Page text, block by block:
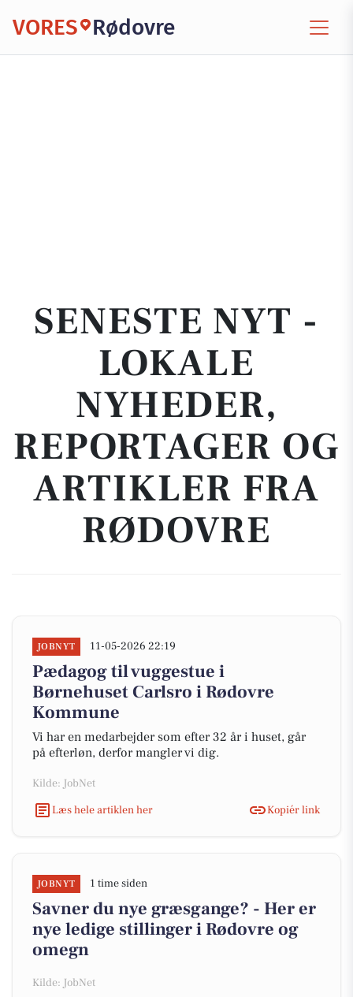
VORES Rødovre
SENESTE NYT -
LOKALE
NYHEDER,
REPORTAGER OG
ARTIKLER FRA
RØDOVRE
JOBNYT 11-05-2026 22:19
Pædagog til vuggestue i
Børnehuset Carlsro i Rødovre
Kommune
Vi har en medarbejder som efter 32 år i huset, går
på efterløn, derfor mangler vi dig.
Kilde: JobNet
Læs hele artiklen her
Kopiér link
JOBNYT 1 time siden
Savner du nye græsgange? - Her er
nye ledige stillinger i Rødovre og
omegn
Kilde: JobNet